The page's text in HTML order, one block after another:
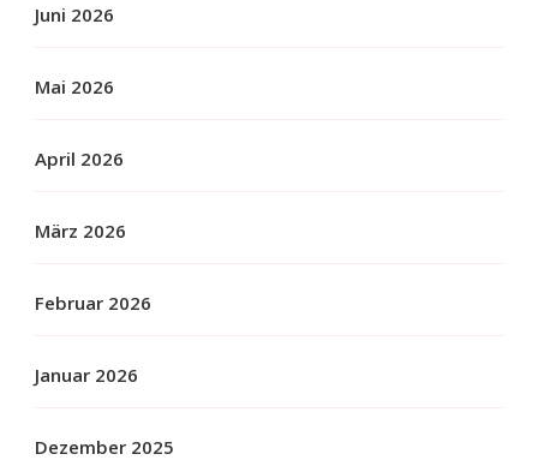
Juni 2026
Mai 2026
April 2026
März 2026
Februar 2026
Januar 2026
Dezember 2025